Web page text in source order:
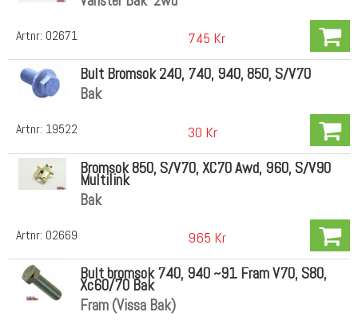
Artnr: 02671 745 Kr
Artnr: 19522
Bult Bromsok 240, 740, 940, 850, S/V70
Bak
30 Kr
Artnr: 02669
Bromsok 850, S/V70, XC70 Awd, 960, S/V90
Multilink
Bak
965 Kr
Bult bromsok 740, 940 ~91 Fram V70, S80,
Xc60/70 Bak
Fram (Vissa Bak)